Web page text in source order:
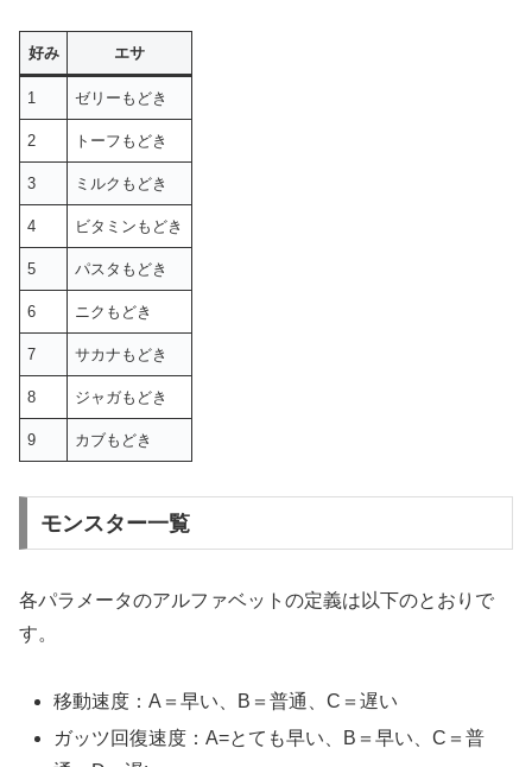
好み エサ
1 ゼリーもどき
2 トーフもどき
3 ミルクもどき
4 ビタミンもどき
5 パスタもどき
6 ニクもどき
7 サカナもどき
8 ジャガもどき
9 カブもどき
モンスター一覧
各パラメータのアルファベットの定義は以下のとおりで
す。
移動速度：A＝早い、B＝普通、C＝遅い
ガッツ回復速度：A=とても早い、B＝早い、C＝普